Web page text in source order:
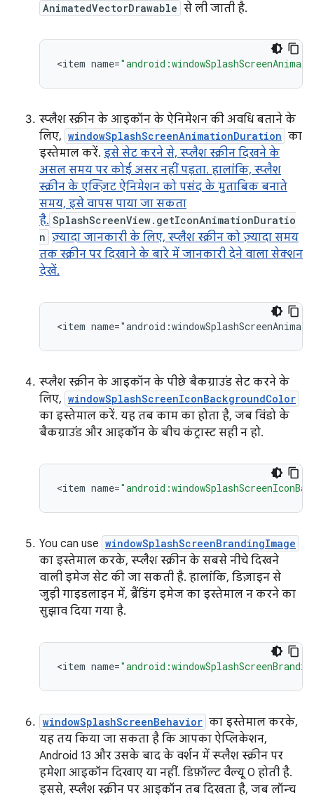
AnimatedVectorDrawable से ली जाती है.
<item name=
स्प्लैश स्क्रीन के आइकॉन के ऐनिमेशन की अवधि बताने के
लिए, windowSplashScreenAnimationDuration का
इस्तेमाल करें. इसे सेट करने से, स्प्लैश स्क्रीन दिखने के
असल समय पर कोई असर नहीं पड़ता. हालांकि, स्प्लैश
स्क्रीन के एक्ज़िट ऐनिमेशन को पसंद के मुताबिक बनाते
समय, इसे वापस पाया जा सकता
है. SplashScreenView.getIconAnimationDuratio
n ज़्यादा जानकारी के लिए, स्प्लैश स्क्रीन को ज़्यादा समय
तक स्क्रीन पर दिखाने के बारे में जानकारी देने वाला सेक्शन
देखें.
स्प्लैश स्क्रीन के आइकॉन के पीछे बैकग्राउंड सेट करने के
लिए, windowSplashScreenIconBackgroundColor
का इस्तेमाल करें. यह तब काम का होता है, जब विंडो के
बैकग्राउंड और आइकॉन के बीच कंट्रास्ट सही न हो.
<item name=
You can use windowSplashScreenBrandingImage
का इस्तेमाल करके, स्प्लैश स्क्रीन के सबसे नीचे दिखने
वाली इमेज सेट की जा सकती है. हालांकि, डिज़ाइन से
जुड़ी गाइडलाइन में, ब्रैंडिंग इमेज का इस्तेमाल न करने का
सुझाव दिया गया है.
<item name=
windowSplashScreenBehavior का इस्तेमाल करके,
यह तय किया जा सकता है कि आपका ऐप्लिकेशन,
Android 13 और उसके बाद के वर्शन में स्प्लैश स्क्रीन पर
हमेशा आइकॉन दिखाए या नहीं. डिफ़ॉल्ट वैल्यू 0 होती है.
इससे, स्प्लैश स्क्रीन पर आइकॉन तब दिखता है, जब लॉन्च